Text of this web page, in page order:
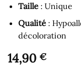
Taille: Unique
Qualité:
décoloration
14,90 €